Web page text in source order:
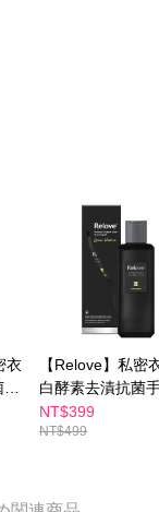
商品到着の有無に関
い。
が代金を徴収し
い個人情報（注文者
住所を含むがこれに
囲内で利用されま
詳細はAFTEE公式ホ
る声明』をご参照く
額がNT$10,000にな
て年利20%の遅延滞
代理人または後見人
購入注文書とあわせ
衣
【Relove】私密
白酵素去漬抗菌
220ml(青檸檬馬
瓶
NT$399
NT$499